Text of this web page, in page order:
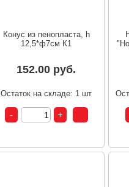
Конус из пенопласта, h
12,5*ф7см К1
152.00 руб.
Остаток на складе: 1 шт